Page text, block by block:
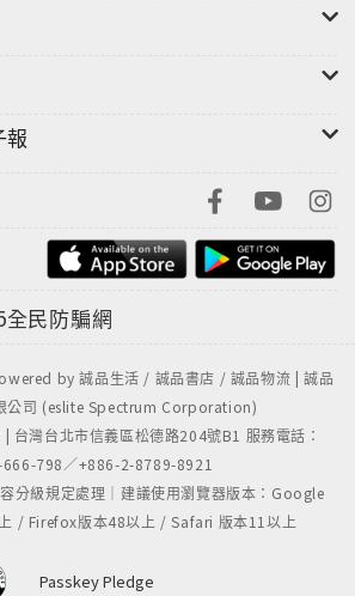
報
全民防騙網
by 誠品生活 / 誠品書店 / 誠品物流 | 誠品
公司 (eslite Spectrum Corporation)
台灣台北市信義區松德路204號B1 服務電話：
666-798／+886-2-8789-8921
分級規定處理｜建議使用瀏覽器版本：Google
/ Firefox版本48以上 / Safari 版本11以上
Passkey Pledge